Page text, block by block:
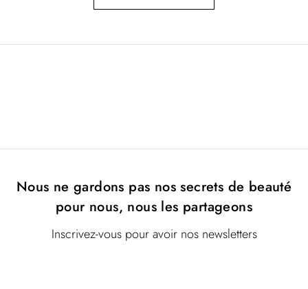
Nous ne gardons pas nos secrets de beauté
pour nous, nous les partageons
Inscrivez-vous pour avoir nos newsletters